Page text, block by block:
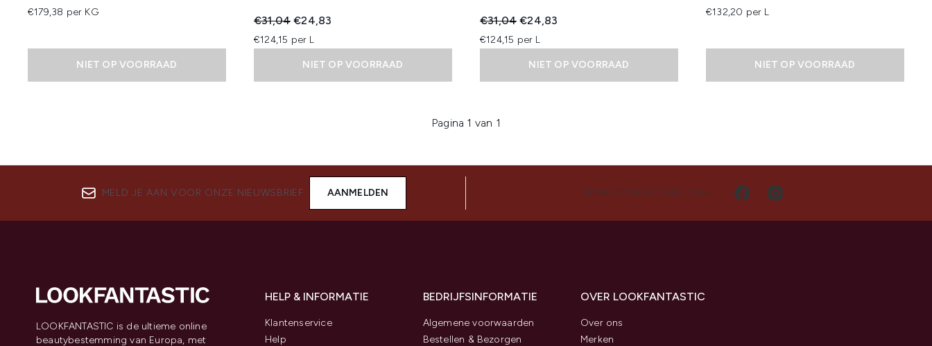
€179,38 per KG
NIET OP VOORRAAD
Recommended Retail Price:
€31,04Huidige prijs:
€24,83
€124,15 per L
NIET OP VOORRAAD
Recommended Retail Price:
€31,04Huidige prijs:
€24,83
€124,15 per L
NIET OP VOORRAAD
€132,20 per L
NIET OP VOORRAAD
Pagina 1 van 1
MELD JE AAN VOOR ONZE NIEUWSBRIEF AANMELDEN MAAK CONTACT MET ONS
LOOKFANTASTIC is de ultieme online
beautybestemming van Europa, met
HELP & INFORMATIE
Klantenservice
Help
BEDRIJFSINFORMATIE
Algemene voorwaarden
Bestellen & Bezorgen
OVER LOOKFANTASTIC
Over ons
Merken